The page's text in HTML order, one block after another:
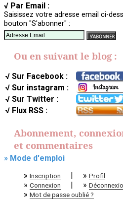
√ Par Email :
Saisissez votre adresse email ci-
bouton "S'abonner" :
Ou en suivant le blog :
√ Sur Facebook :
√ Sur instagram :
√ Sur Twitter :
√ Flux RSS :
Abonnement,
et commentaires
» Mode d'emploi
» Inscription | » Profil
» Connexion | »
» Mot de passe oublié ?